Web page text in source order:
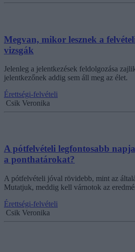
Megvan, mikor lesznek a
vizsgák
Jelenleg a jelentkezések feldolgozása
jelentkezőnek addig sem áll meg az élet.
Érettségi-felvételi
Csik Veronika
A pótfelvételi legfontosabb
a ponthatárokat?
A pótfelvételi jóval rövidebb, mint az
Mutatjuk, meddig kell várnotok az
Érettségi-felvételi
Csik Veronika